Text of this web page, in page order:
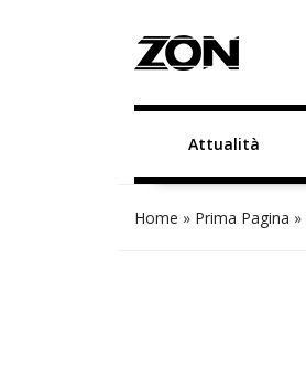
Attualità
Home » Prima Pagina »